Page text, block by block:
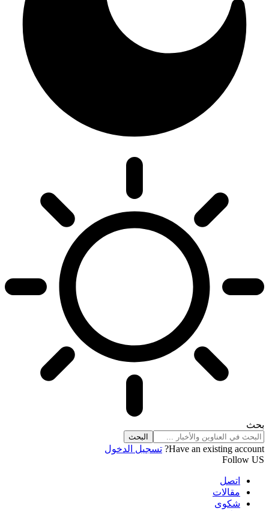
بحث
Have an existing account?
تسجيل الدخول
Follow US
اتصل
مقالات
شكوى